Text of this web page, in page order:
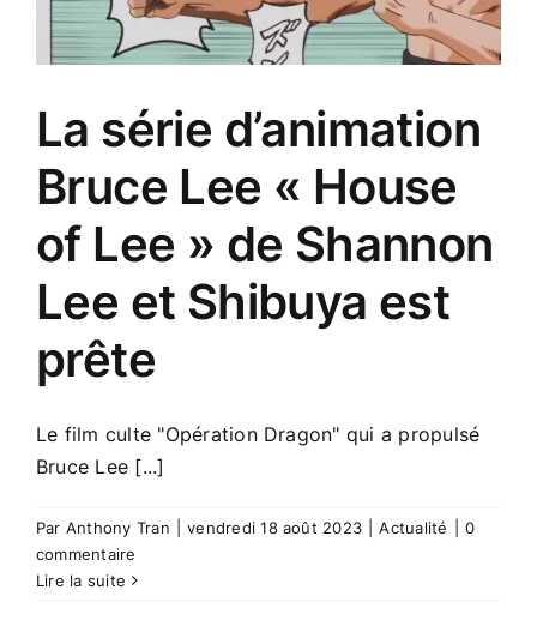
La série d’animation
Bruce Lee « House
of Lee » de Shannon
Lee et Shibuya est
prête
Le film culte "Opération Dragon" qui a propulsé
Bruce Lee [...]
Par Anthony Tran vendredi 18 août 2023 Actualité
0
commentaire
Lire la suite